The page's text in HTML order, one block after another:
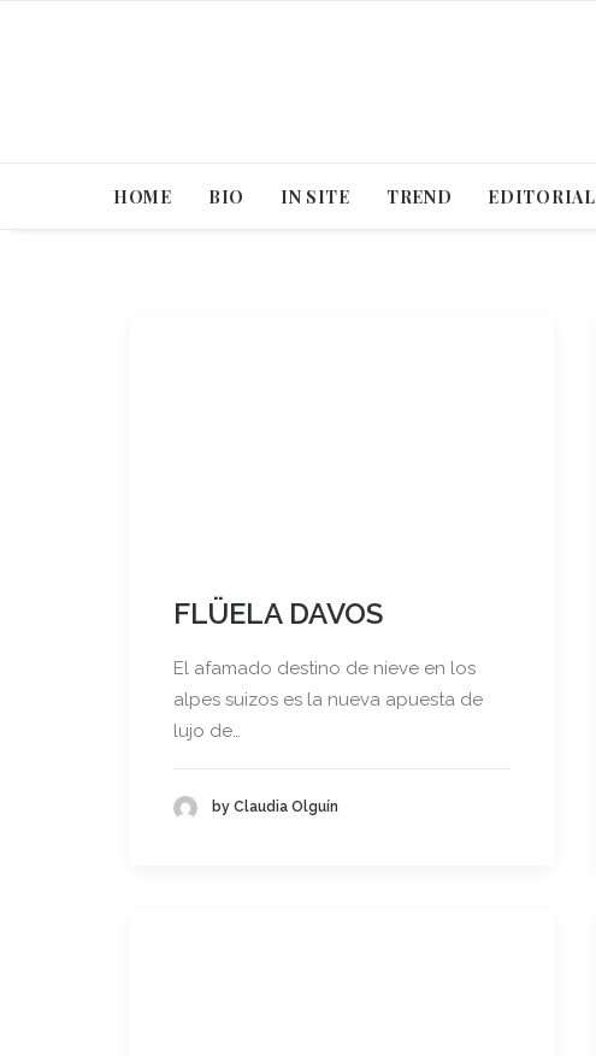
HOME BIO IN SITE TREND EDITORIAL
FLÜELA DAVOS
El afamado destino de nieve en los
alpes suizos es la nueva apuesta de
lujo de…
by Claudia Olguín